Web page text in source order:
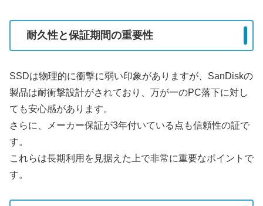
耐久性と保証期間の重要性
SSDは物理的に衝撃に弱い印象がありますが、SanDiskの
製品は耐衝撃設計がされており、万が一のPC落下に対し
ても安心感があります。
さらに、メーカー保証が3年付いている点も信頼性の証で
す。
これらは長期利用を見据えた上で非常に重要なポイントで
す。